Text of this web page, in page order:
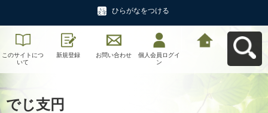
ひらがなをつける
このサイトにつ
いて
新規登録 お問い合わせ
個人会員ログイ
ン
でじ支円